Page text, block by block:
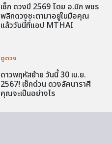
เช็ก ดวงปี 2569 โดย อ.มิก พชร
พลิกดวงชะตามาอยู่ในมือคุณ
แล้ววันนี้ที่แอป MTHAI
ดูดวง
ดาวพฤหัสย้าย วันนี้ 30 เม.ย.
2567! เช็กด่วน ดวงลัคนาราศี
คุณจะเป็นอย่างไร